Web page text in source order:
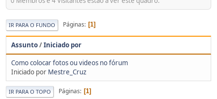
IR PARA O FUNDO Páginas 1
Assunto/Iniciado por
Como colocar fotos ou videos no fórum
Iniciado por Mestre_Cruz
IR PARA O TOPO Páginas 1